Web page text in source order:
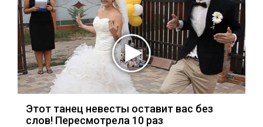
Этот танец невесты оставит вас без
слов! Пересмотрела 10 раз